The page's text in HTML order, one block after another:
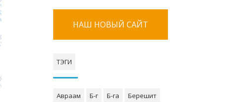
НАШ НОВЫЙ САЙТ
ТЭГИ
Авраам Б-г Б-га
Берешит